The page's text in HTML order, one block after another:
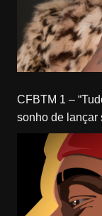
CFBTM 1 – “Tudo Aconteceu”: MC Du Black realiza
sonho de lançar